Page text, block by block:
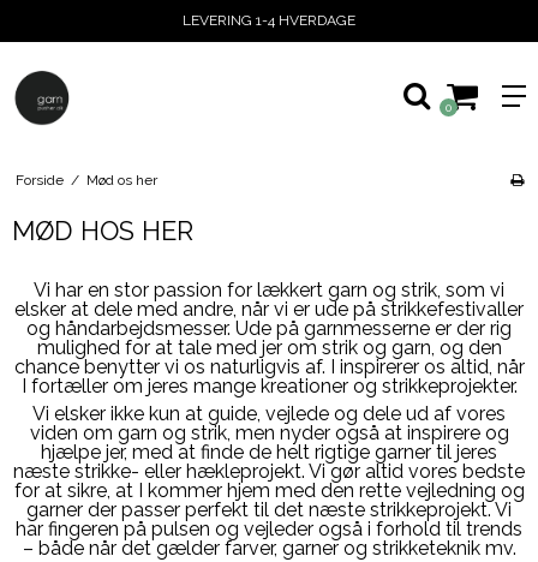
LEVERING 1-4 HVERDAGE
0
Forside / Mød os her
MØD HOS HER
Vi har en stor passion for lækkert garn og strik, som vi
elsker at dele med andre, når vi er ude på strikkefestivaller
og håndarbejdsmesser. Ude på garnmesserne er der rig
mulighed for at tale med jer om strik og garn, og den
chance benytter vi os naturligvis af. I inspirerer os altid, når
I fortæller om jeres mange kreationer og strikkeprojekter.
Vi elsker ikke kun at guide, vejlede og dele ud af vores
viden om garn og strik, men nyder også at inspirere og
hjælpe jer, med at finde de helt rigtige garner til jeres
næste strikke- eller hækleprojekt. Vi gør altid vores bedste
for at sikre, at I kommer hjem med den rette vejledning og
garner der passer perfekt til det næste strikkeprojekt. Vi
har fingeren på pulsen og vejleder også i forhold til trends
– både når det gælder farver, garner og strikketeknik mv.